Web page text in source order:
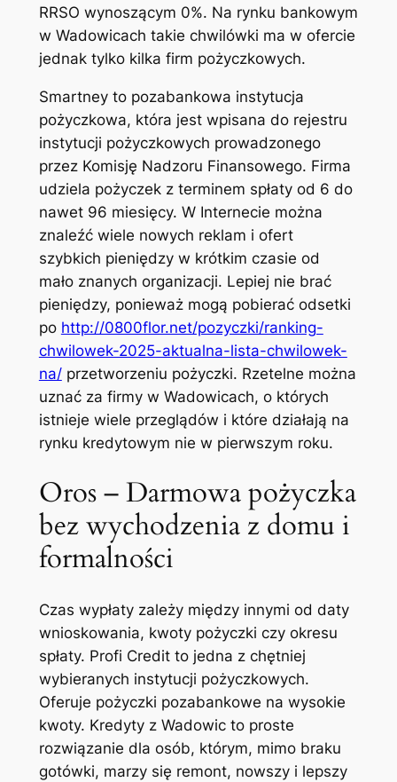
RRSO wynoszącym 0%. Na rynku bankowym
w Wadowicach takie chwilówki ma w ofercie
jednak tylko kilka firm pożyczkowych.
Smartney to pozabankowa instytucja
pożyczkowa, która jest wpisana do rejestru
instytucji pożyczkowych prowadzonego
przez Komisję Nadzoru Finansowego. Firma
udziela pożyczek z terminem spłaty od 6 do
nawet 96 miesięcy. W Internecie można
znaleźć wiele nowych reklam i ofert
szybkich pieniędzy w krótkim czasie od
mało znanych organizacji. Lepiej nie brać
pieniędzy, ponieważ mogą pobierać odsetki
po http://0800flor.net/pozyczki/ranking-
chwilowek-2025-aktualna-lista-chwilowek-
na/przetworzeniu pożyczki. Rzetelne można
uznać za firmy w Wadowicach, o których
istnieje wiele przeglądów i które działają na
rynku kredytowym nie w pierwszym roku.
Oros – Darmowa pożyczka
bez wychodzenia z domu i
formalności
Czas wypłaty zależy między innymi od daty
wnioskowania, kwoty pożyczki czy okresu
spłaty. Profi Credit to jedna z chętniej
wybieranych instytucji pożyczkowych.
Oferuje pożyczki pozabankowe na wysokie
kwoty. Kredyty z Wadowic to proste
rozwiązanie dla osób, którym, mimo braku
gotówki, marzy się remont, nowszy i lepszy